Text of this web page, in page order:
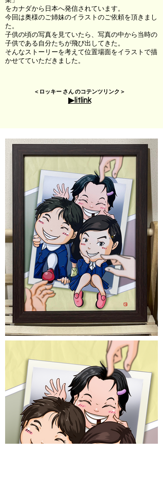
をカナダから日本へ発信されています。
今回は奥様のご姉妹のイラストのご依頼を頂きまし
た。
子供の頃の写真を見ていたら、写真の中から当時の
子供である自分たちが飛び出してきた。
そんなストーリーを考えて位置場面をイラストで描
かせてていただきました。
＜ロッキー さん のコテンツリンク＞
▶︎litlink